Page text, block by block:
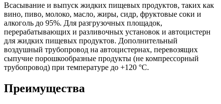
Всасывание и выпуск жидких пищевых продуктов, таких как
вино, пиво, молоко, масло, жиры, сидр, фруктовые соки и
алкоголь до 95%. Для разгрузочных площадок,
перерабатывающих и разливочных установок и автоцистерн
для жидких пищевых продуктов. Дополнительный
воздушный трубопровод на автоцистернах, перевозящих
сыпучие порошкообразные продукты (не компрессорный
трубопровод) при температуре до +120 °C.
Преимущества